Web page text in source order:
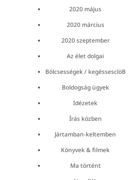
2020 május
2020 március
2020 szeptember
Az élet dolgai
Bölcsességek / kegéssesclöB
Boldogság ügyek
Idézetek
Írás közben
Jártamban-keltemben
Könyvek & filmek
Ma történt